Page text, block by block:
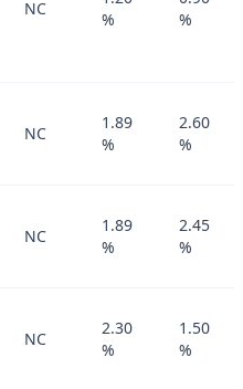
NC
%
%
NC
1.89
%
2.60
%
NC
1.89
%
2.45
%
NC
2.30
%
1.50
%